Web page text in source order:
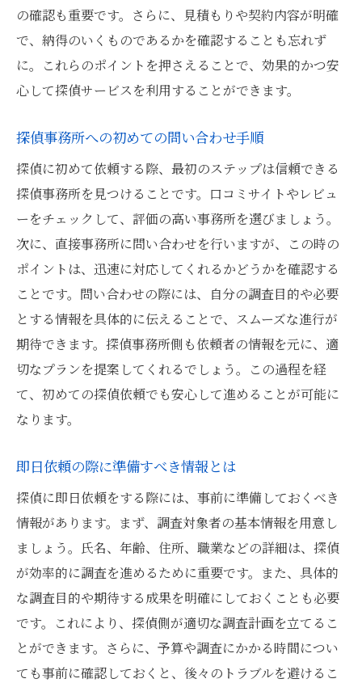
探偵の経験が情報収集に与える影響
状況に応じた情報収集のアプローチ
迅速な情報提供を可能にする体制
探偵が活用する情報分析ツール
情報収集の質を高めるための協力方法
即日対応可能な探偵を選ぶ際の注意点
即日対応の探偵を探すコツ
探偵の対応スピードを確認する方法
探偵事務所の対応力を見極める
即日対応の背景にある探偵の実力
対応スピードと調査精度のバランス
探偵のフレキシビリティの重要性
情報収集を効率的に行うための秘訣
探偵による情報のクロスチェック
専門家による情報の分析と報告
探偵を活用した戦略的情報収集
安心して探偵を依頼するための必須知識
探偵依頼前に確認すべき法律知識
信頼できる探偵との契約ポイント
探偵事務所の信頼性を見極める方法
の確認も重要です。さらに、見積もりや契約内容が明確
で、納得のいくものであるかを確認することも忘れず
に。これらのポイントを押さえることで、効果的かつ安
心して探偵サービスを利用することができます。
探偵事務所への初めての問い合わせ手順
探偵に初めて依頼する際、最初のステップは信頼できる
探偵事務所を見つけることです。口コミサイトやレビュ
ーをチェックして、評価の高い事務所を選びましょう。
次に、直接事務所に問い合わせを行いますが、この時の
ポイントは、迅速に対応してくれるかどうかを確認する
ことです。問い合わせの際には、自分の調査目的や必要
とする情報を具体的に伝えることで、スムーズな進行が
期待できます。探偵事務所側も依頼者の情報を元に、適
切なプランを提案してくれるでしょう。この過程を経
て、初めての探偵依頼でも安心して進めることが可能に
なります。
即日依頼の際に準備すべき情報とは
探偵に即日依頼をする際には、事前に準備しておくべき
情報があります。まず、調査対象者の基本情報を用意し
ましょう。氏名、年齢、住所、職業などの詳細は、探偵
が効率的に調査を進めるために重要です。また、具体的
な調査目的や期待する成果を明確にしておくことも必要
です。これにより、探偵側が適切な調査計画を立てるこ
とができます。さらに、予算や調査にかかる時間につい
ても事前に確認しておくと、後々のトラブルを避けるこ